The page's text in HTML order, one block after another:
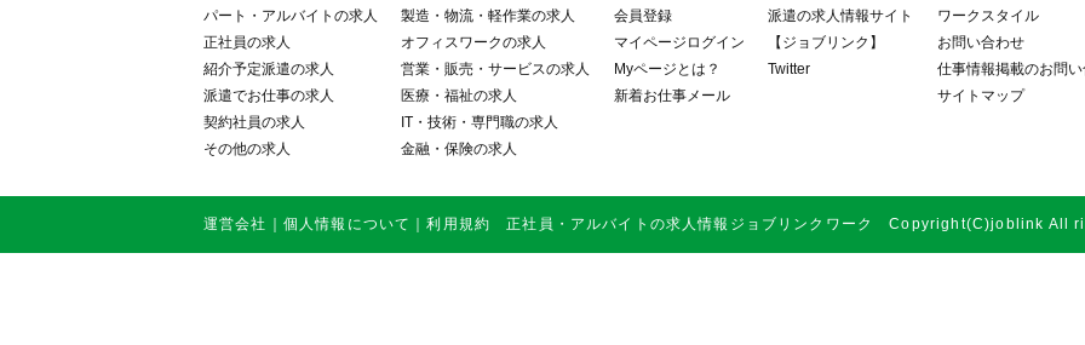
パート・アルバイトの求人
正社員の求人
紹介予定派遣の求人
派遣でお仕事の求人
契約社員の求人
その他の求人
製造・物流・軽作業の求人
オフィスワークの求人
営業・販売・サービスの求人
医療・福祉の求人
IT・技術・専門職の求人
金融・保険の求人
会員登録
マイページログイン
Myページとは？
新着お仕事メール
派遣の求人情報サイト
【ジョブリンク】
Twitter
ワークスタイル
お問い合わせ
仕事情報掲載のお問
サイトマップ
運営会社 ｜ 個人情報について ｜利用規約 正社員・アルバイトの求人情報ジョブリンクワーク Copyright(C)joblink All